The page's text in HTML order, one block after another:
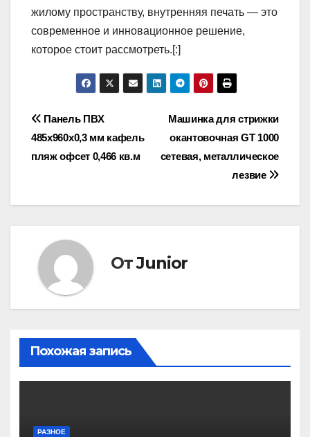
жилому пространству, внутренняя печать — это
современное и инновационное решение,
которое стоит рассмотреть.[:]
Навигация
по
Машинка для стрижки
окантовочная GT 1000
сетевая, металлическое
лезвие
Панель ПВХ
485х960х0,3 мм кафель
пляж офсет 0,466 кв.м
ОтJunior
Похожая запись
РАЗНОЕ